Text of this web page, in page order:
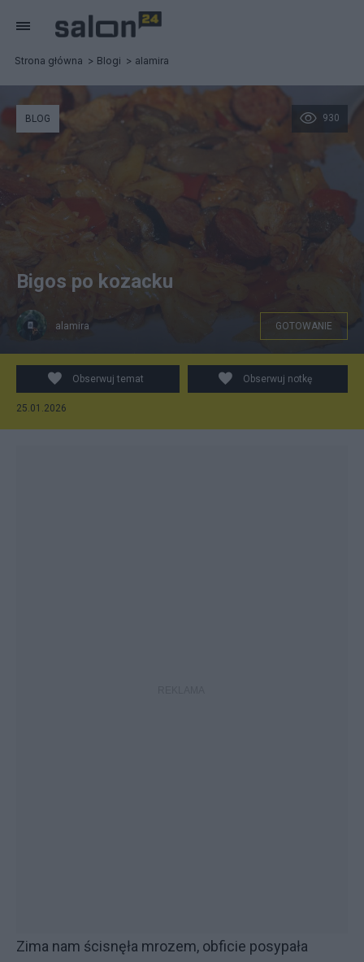
Strona główna Blogi alamira
pixabay
930
BLOG
Bigos po kozacku
alamira GOTOWANIE
Obserwuj temat Obserwuj notkę
25.01.2026
Zima nam ścisnęła mrozem, obficie posypała